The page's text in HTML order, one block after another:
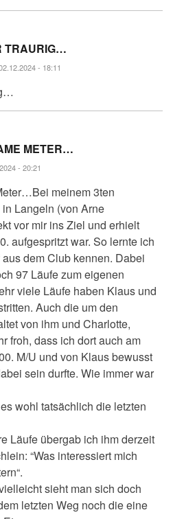
TRAURIG…
- 18:11
METER…
- 20:21
meinem 3ten
Langeln (von Arne
vor mir ins Ziel und erhielt
aufgespritzt war. So lernte ich
aus dem Club kennen. Dabei
97 Läufe zum eigenen
viele Läufe haben Klaus und
Auch die um den
von ihm und Charlotte,
froh, dass ich dort auch am
M/U und von Klaus bewusst
sein durfte. Wie immer war
wohl tatsächlich die letzten
Läufe übergab ich ihm derzeit
“Was interessiert mich
sieht man sich doch
letzten Weg noch die eine